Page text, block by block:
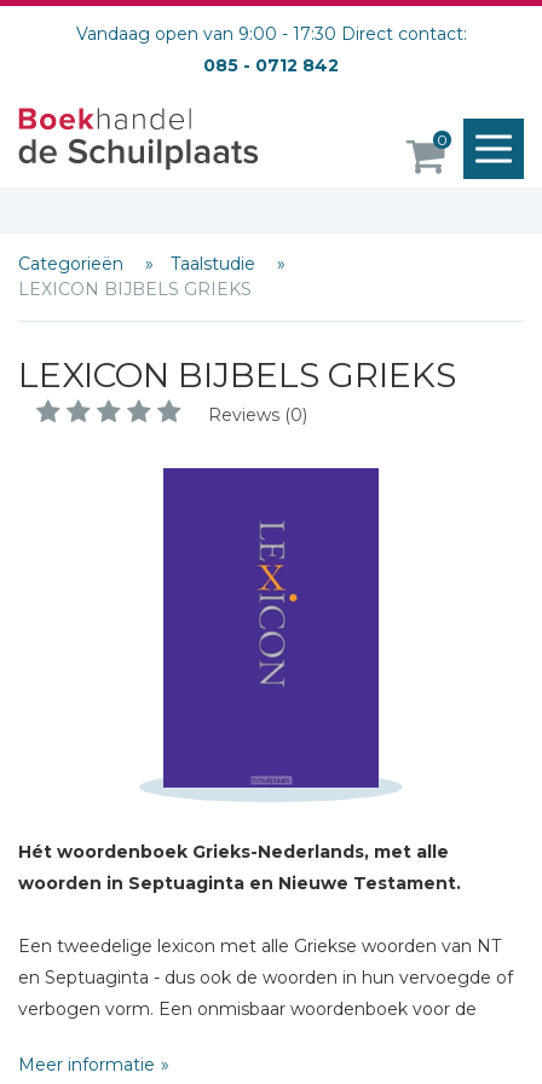
Vandaag open van 9:00 - 17:30 Direct contact:
085 - 0712 842
0
Categorieën
Taalstudie
LEXICON BIJBELS GRIEKS
LEXICON BIJBELS GRIEKS
Reviews (0)
Hét woordenboek Grieks-Nederlands, met alle
woorden in Septuaginta en Nieuwe Testament.
Een tweedelige lexicon met alle Griekse woorden van NT
en Septuaginta - dus ook de woorden in hun vervoegde of
verbogen vorm. Een onmisbaar woordenboek voor de
de professional.
Meer informatie
E-mail *
Titel *